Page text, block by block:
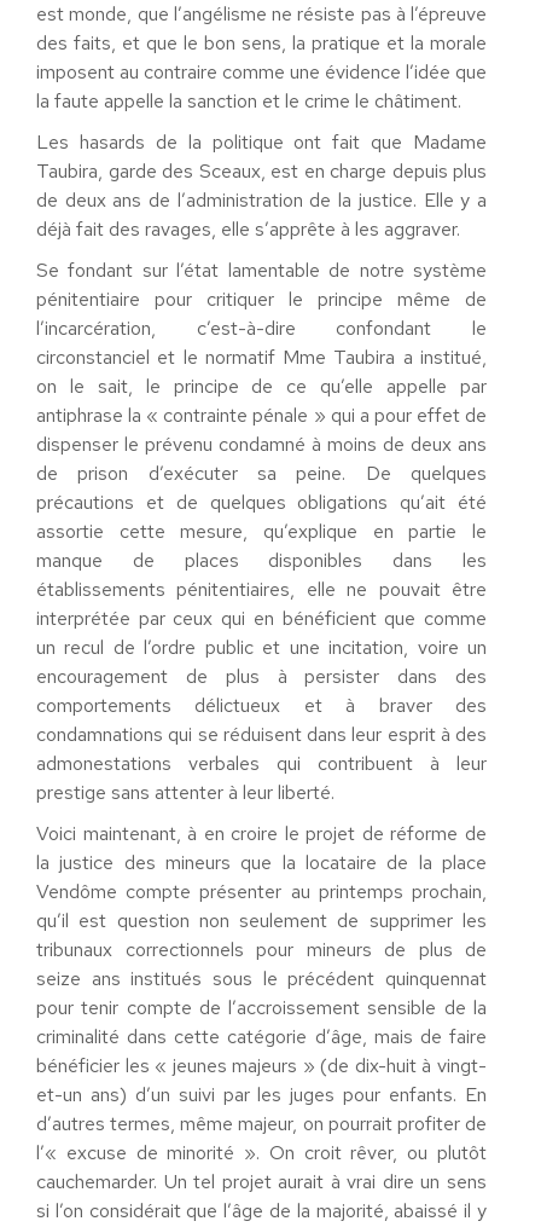
est monde, que l’angélisme ne résiste pas à l’épreuve
des faits, et que le bon sens, la pratique et la morale
imposent au contraire comme une évidence l’idée que
la faute appelle la sanction et le crime le châtiment.
Les hasards de la politique ont fait que Madame
Taubira, garde des Sceaux, est en charge depuis plus
de deux ans de l’administration de la justice. Elle y a
déjà fait des ravages, elle s’apprête à les aggraver.
Se fondant sur l’état lamentable de notre système
pénitentiaire pour critiquer le principe même de
l’incarcération, c’est-à-dire confondant le
circonstanciel et le normatif Mme Taubira a institué,
on le sait, le principe de ce qu’elle appelle par
antiphrase la « contrainte pénale » qui a pour effet de
dispenser le prévenu condamné à moins de deux ans
de prison d’exécuter sa peine. De quelques
précautions et de quelques obligations qu’ait été
assortie cette mesure, qu’explique en partie le
manque de places disponibles dans les
établissements pénitentiaires, elle ne pouvait être
interprétée par ceux qui en bénéficient que comme
un recul de l’ordre public et une incitation, voire un
encouragement de plus à persister dans des
comportements délictueux et à braver des
condamnations qui se réduisent dans leur esprit à des
admonestations verbales qui contribuent à leur
prestige sans attenter à leur liberté.
Voici maintenant, à en croire le projet de réforme de
la justice des mineurs que la locataire de la place
Vendôme compte présenter au printemps prochain,
qu’il est question non seulement de supprimer les
tribunaux correctionnels pour mineurs de plus de
seize ans institués sous le précédent quinquennat
pour tenir compte de l’accroissement sensible de la
criminalité dans cette catégorie d’âge, mais de faire
bénéficier les « jeunes majeurs » (de dix-huit à vingt-
et-un ans) d’un suivi par les juges pour enfants. En
d’autres termes, même majeur, on pourrait profiter de
l’« excuse de minorité ». On croit rêver, ou plutôt
cauchemarder. Un tel projet aurait à vrai dire un sens
si l’on considérait que l’âge de la majorité, abaissé il y